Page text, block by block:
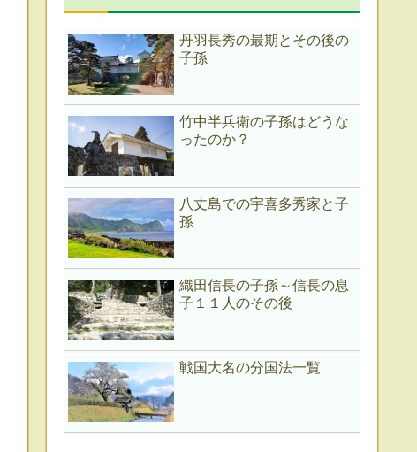
丹羽長秀の最期とその後の
子孫
竹中半兵衛の子孫はどうな
ったのか？
八丈島での宇喜多秀家と子
孫
織田信長の子孫～信長の息
子１１人のその後
戦国大名の分国法一覧